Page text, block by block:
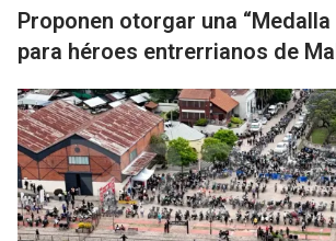
Proponen otorgar una
para héroes entrerrianos de